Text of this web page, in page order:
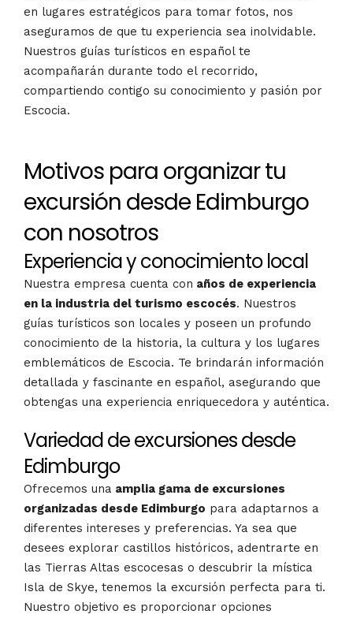
en lugares estratégicos para tomar fotos, nos
aseguramos de que tu experiencia sea inolvidable.
Nuestros guías turísticos en español te
acompañarán durante todo el recorrido,
compartiendo contigo su conocimiento y pasión por
Escocia.
Motivos para organizar tu
excursión desde Edimburgo
con nosotros
Experiencia y conocimiento local
Nuestra empresa cuenta con años de experiencia
en la industria del turismo escocés. Nuestros
guías turísticos son locales y poseen un profundo
conocimiento de la historia, la cultura y los lugares
emblemáticos de Escocia. Te brindarán información
detallada y fascinante en español, asegurando que
obtengas una experiencia enriquecedora y auténtica.
Variedad de excursiones desde
Edimburgo
Ofrecemos una amplia gama de excursiones
organizadas desde Edimburgo para adaptarnos a
diferentes intereses y preferencias. Ya sea que
desees explorar castillos históricos, adentrarte en
las Tierras Altas escocesas o descubrir la mística
Isla de Skye, tenemos la excursión perfecta para ti.
Nuestro objetivo es proporcionar opciones